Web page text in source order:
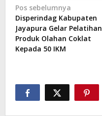
Navigasi
pos
Pos sebelumnya
Disperindag Kabupaten
Jayapura Gelar Pelatihan
Produk Olahan Coklat
Kepada 50 IKM